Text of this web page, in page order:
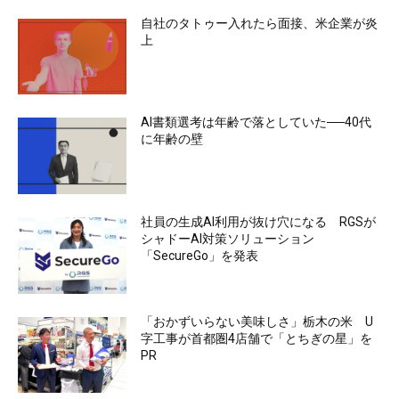
自社のタトゥー入れたら面接、米企業が炎
上
AI書類選考は年齢で落としていた──40代
に年齢の壁
社員の生成AI利用が抜け穴になる RGSが
シャドーAI対策ソリューション
「SecureGo」を発表
「おかずいらない美味しさ」栃木の米 U
字工事が首都圏4店舗で「とちぎの星」を
PR